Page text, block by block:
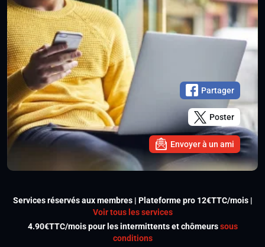
Partager
Poster
Envoyer à un ami
Services réservés aux membres | Plateforme pro 12€TTC/mois |
Voir tous les services
4.90€TTC/mois pour les intermittents et chômeurssous
conditions